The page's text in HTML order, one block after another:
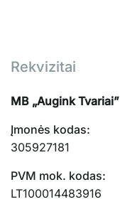
Rekvizitai
MB „Augink Tvariai”
Įmonės kodas:
305927181
PVM mok. kodas:
LT100014483916